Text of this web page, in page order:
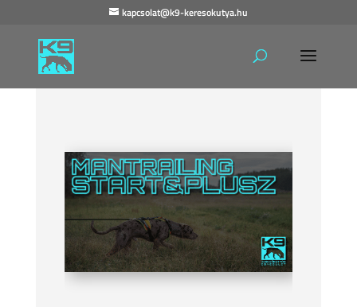
kapcsolat@k9-keresokutya.hu